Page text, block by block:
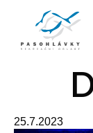
25.7.2023